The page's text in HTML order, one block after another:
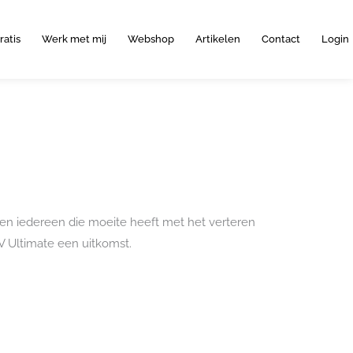
Werk met mij Webshop Artikelen Contact Login
iedereen die moeite heeft met het verteren
Ultimate een uitkomst.